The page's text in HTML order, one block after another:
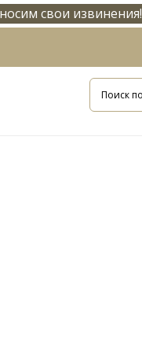
свои извинения!